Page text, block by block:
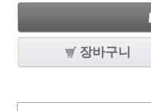
장바구니